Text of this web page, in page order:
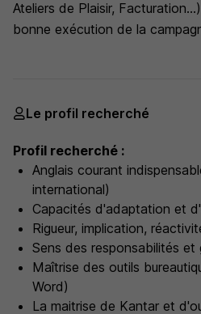
Ateliers de Plaisir,
bonne exécution de la
Le profil recherché
Profil recherché :
Anglais courant
international)
Capacités d'adaptation et
Rigueur, implication,
Sens des responsabilités et
Maîtrise des outils
Word)
La maitrise de Kantar et